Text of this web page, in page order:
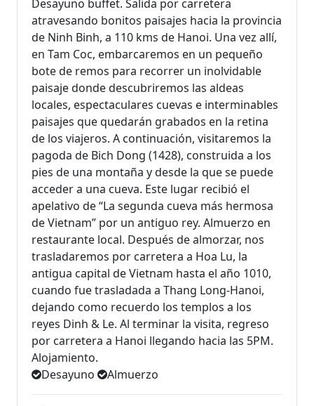
Desayuno buffet. Salida por carretera
atravesando bonitos paisajes hacia la provincia
de Ninh Binh, a 110 kms de Hanoi. Una vez allí,
en Tam Coc, embarcaremos en un pequeño
bote de remos para recorrer un inolvidable
paisaje donde descubriremos las aldeas
locales, espectaculares cuevas e interminables
paisajes que quedarán grabados en la retina
de los viajeros. A continuación, visitaremos la
pagoda de Bich Dong (1428), construida a los
pies de una montaña y desde la que se puede
acceder a una cueva. Este lugar recibió el
apelativo de “La segunda cueva más hermosa
de Vietnam” por un antiguo rey. Almuerzo en
restaurante local. Después de almorzar, nos
trasladaremos por carretera a Hoa Lu, la
antigua capital de Vietnam hasta el año 1010,
cuando fue trasladada a Thang Long-Hanoi,
dejando como recuerdo los templos a los
reyes Dinh & Le. Al terminar la visita, regreso
por carretera a Hanoi llegando hacia las 5PM.
Alojamiento.
Desayuno
Almuerzo